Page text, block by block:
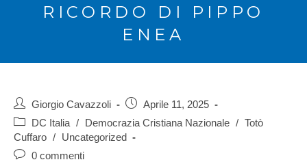
RICORDO DI PIPPO
ENEA
Giorgio Cavazzoli
Aprile 11, 2025
DC Italia / Democrazia Cristiana Nazionale / Totò
Cuffaro /
Uncategorized
0 commenti